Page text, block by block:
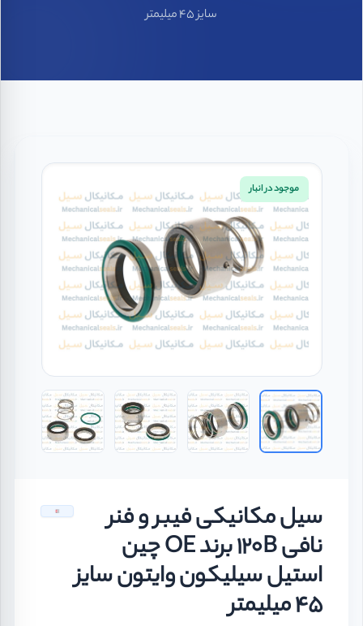
سایز 45 میلیمتر
موجود در انبار
سیل مکانیکی فیبر و فنر
نافی 120B برند OE چین
استیل سیلیکون وایتون سایز
45 میلیمتر